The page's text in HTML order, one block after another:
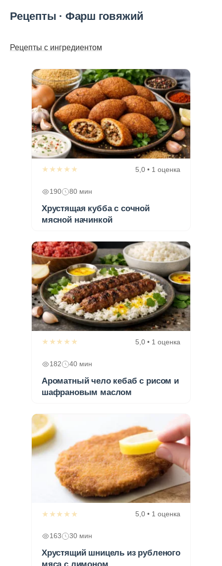
Рецепты · Фарш говяжий
Рецепты с ингредиентом
★★★★★ 5,0 • 1 оценка
190 80 мин
Хрустящая кубба с сочной
мясной начинкой
★★★★★ 5,0 • 1 оценка
182 40 мин
Ароматный чело кебаб с рисом и
шафрановым маслом
★★★★★ 5,0 • 1 оценка
163 30 мин
Хрустящий шницель из рубленого